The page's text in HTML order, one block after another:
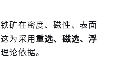
矿在密度、磁性、表面
为采用重选、磁选、浮
论依据。